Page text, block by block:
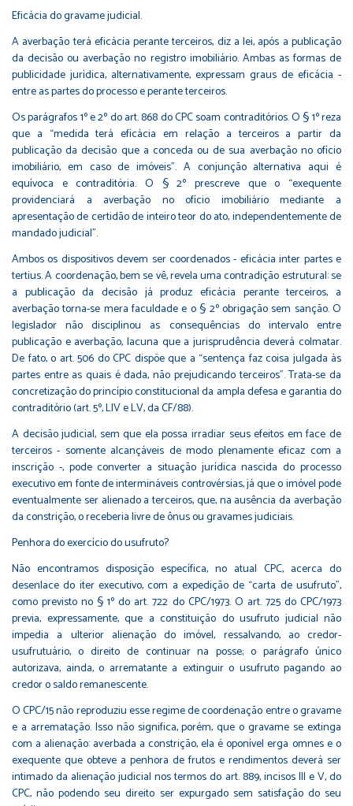
Eficácia do gravame judicial.
A averbação terá eficácia perante terceiros, diz a lei, após a publicação
da decisão ou averbação no registro imobiliário. Ambas as formas de
publicidade jurídica, alternativamente, expressam graus de eficácia -
entre as partes do processo e perante terceiros.
Os parágrafos 1º e 2º do art. 868 do CPC soam contraditórios. O § 1º reza
que a “medida terá eficácia em relação a terceiros a partir da
publicação da decisão que a conceda ou de sua averbação no ofício
imobiliário, em caso de imóveis”. A conjunção alternativa aqui é
equívoca e contraditória. O § 2º prescreve que o “exequente
providenciará a averbação no ofício imobiliário mediante a
apresentação de certidão de inteiro teor do ato, independentemente de
mandado judicial”.
Ambos os dispositivos devem ser coordenados - eficácia inter partes e
tertius. A coordenação, bem se vê, revela uma contradição estrutural: se
a publicação da decisão já produz eficácia perante terceiros, a
averbação torna-se mera faculdade e o § 2º obrigação sem sanção. O
legislador não disciplinou as consequências do intervalo entre
publicação e averbação, lacuna que a jurisprudência deverá colmatar.
De fato, o art. 506 do CPC dispõe que a “sentença faz coisa julgada às
partes entre as quais é dada, não prejudicando terceiros”. Trata-se da
concretização do princípio constitucional da ampla defesa e garantia do
contraditório (art. 5º, LIV e LV, da CF/88).
A decisão judicial, sem que ela possa irradiar seus efeitos em face de
terceiros - somente alcançáveis de modo plenamente eficaz com a
inscrição -, pode converter a situação jurídica nascida do processo
executivo em fonte de intermináveis controvérsias, já que o imóvel pode
eventualmente ser alienado a terceiros, que, na ausência da averbação
da constrição, o receberia livre de ônus ou gravames judiciais.
Penhora do exercício do usufruto?
Não encontramos disposição específica, no atual CPC, acerca do
desenlace do iter executivo, com a expedição de “carta de usufruto”,
como previsto no § 1º do art. 722 do CPC/1973. O art. 725 do CPC/1973
previa, expressamente, que a constituição do usufruto judicial não
impedia a ulterior alienação do imóvel, ressalvando, ao credor-
usufrutuário, o direito de continuar na posse; o parágrafo único
autorizava, ainda, o arrematante a extinguir o usufruto pagando ao
credor o saldo remanescente.
O CPC/15 não reproduziu esse regime de coordenação entre o gravame
e a arrematação. Isso não significa, porém, que o gravame se extinga
com a alienação: averbada a constrição, ela é oponível erga omnes e o
exequente que obteve a penhora de frutos e rendimentos deverá ser
intimado da alienação judicial nos termos do art. 889, incisos III e V, do
CPC, não podendo seu direito ser expurgado sem satisfação do seu